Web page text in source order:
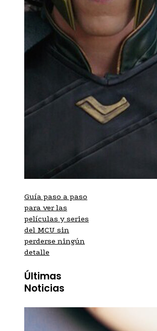
Guía paso a paso
para ver las
películas y series
del MCU sin
perderse ningún
detalle
Últimas
Noticias